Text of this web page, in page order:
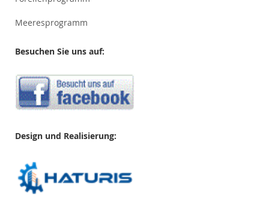
Meeresprogramm
Besuchen Sie uns auf:
Design und Realisierung: